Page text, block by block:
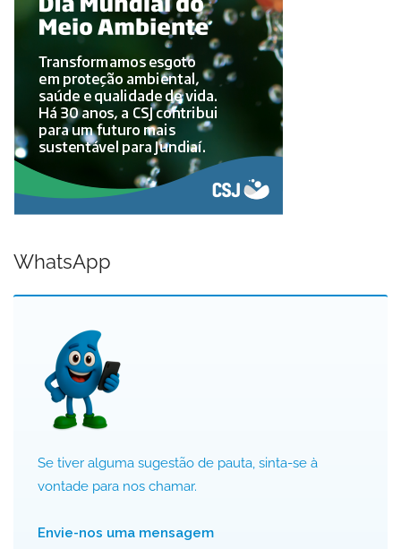
WhatsApp
Se tiver alguma sugestão de pauta, sinta-se à
vontade para nos chamar.
Envie-nos uma mensagem